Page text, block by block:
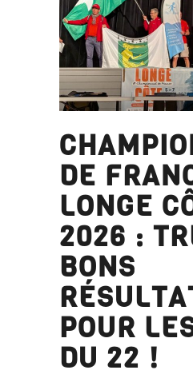
DE
LONGE
2026 :
BONS
POUR
DU 22 !